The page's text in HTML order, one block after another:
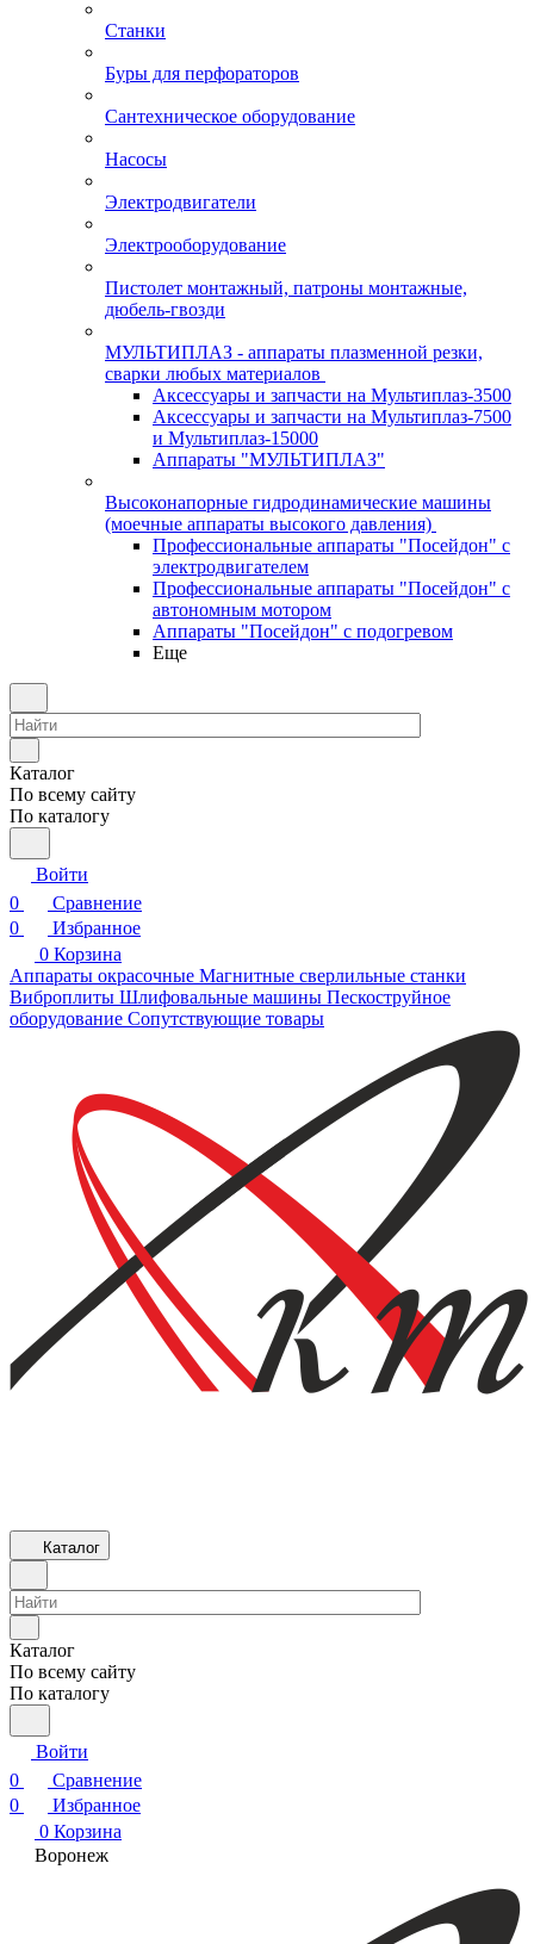
Станки
Буры для перфораторов
Сантехническое оборудование
Насосы
Электродвигатели
Электрооборудование
Пистолет монтажный, патроны монтажные,
дюбель-гвозди
МУЛЬТИПЛАЗ - аппараты плазменной резки,
сварки любых материалов
Аксессуары и запчасти на Мультиплаз-3500
Аксессуары и запчасти на Мультиплаз-7500
и Мультиплаз-15000
Аппараты "МУЛЬТИПЛАЗ"
Высоконапорные гидродинамические машины
(моечные аппараты высокого давления)
Профессиональные аппараты "Посейдон" с
электродвигателем
Профессиональные аппараты "Посейдон" с
автономным мотором
Аппараты "Посейдон" с подогревом
Еще
Каталог
По всему сайту
По каталогу
Войти
0
Сравнение
0
Избранное
0 Корзина
Аппараты окрасочные Магнитные сверлильные станки
Виброплиты Шлифовальные машины Пескоструйное
оборудование Сопутствующие товары
Каталог
Каталог
По всему сайту
По каталогу
Войти
0
Сравнение
0
Избранное
0 Корзина
Воронеж